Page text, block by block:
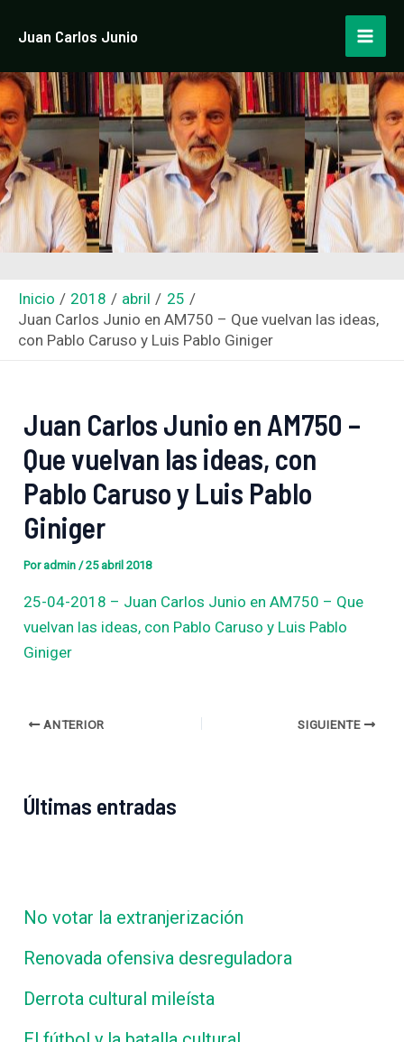
Juan Carlos Junio
Inicio 2018 abril
25
Juan Carlos Junio en AM750 – Que vuelvan las ideas,
con Pablo Caruso y Luis Pablo Giniger
Juan Carlos Junio en AM750 –
Que vuelvan las ideas, con
Pablo Caruso y Luis Pablo
Giniger
Por admin/25 abril 2018
25-04-2018 – Juan Carlos Junio en AM750 – Que
vuelvan las ideas, con Pablo Caruso y Luis Pablo
Giniger
de
ANTERIOR SIGUIENTE
Últimas entradas
No votar la extranjerización
Renovada ofensiva desreguladora
Derrota cultural mileísta